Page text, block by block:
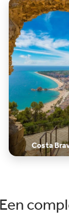
bij de poolbar.
meter lopen vanaf
het fijne
zó (500
Blanes, waar je
restaurants
kunt
van
Masia:Gigantisch
La Masia
met
unieke
en
kunnen
Costa
Een